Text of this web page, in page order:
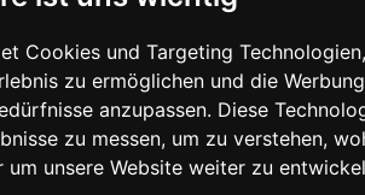
Cookies und Targeting
zu ermöglichen und die
anzupassen. Diese
zu messen, um zu verstehen,
um unsere Website weiter zu